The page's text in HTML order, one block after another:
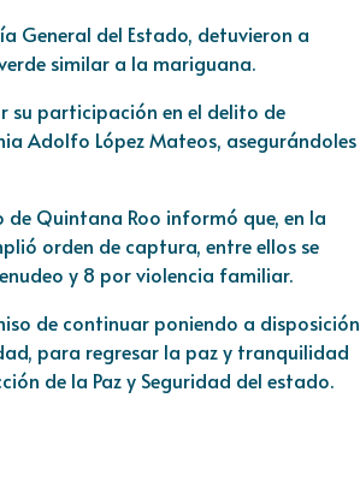
General del Estado, detuvieron a
similar a la mariguana.
su participación en el delito de
Adolfo López Mateos, asegurándoles
Quintana Roo informó que, en la
orden de captura, entre ellos se
y 8 por violencia familiar.
de continuar poniendo a disposición
para regresar la paz y tranquilidad
de la Paz y Seguridad del estado.